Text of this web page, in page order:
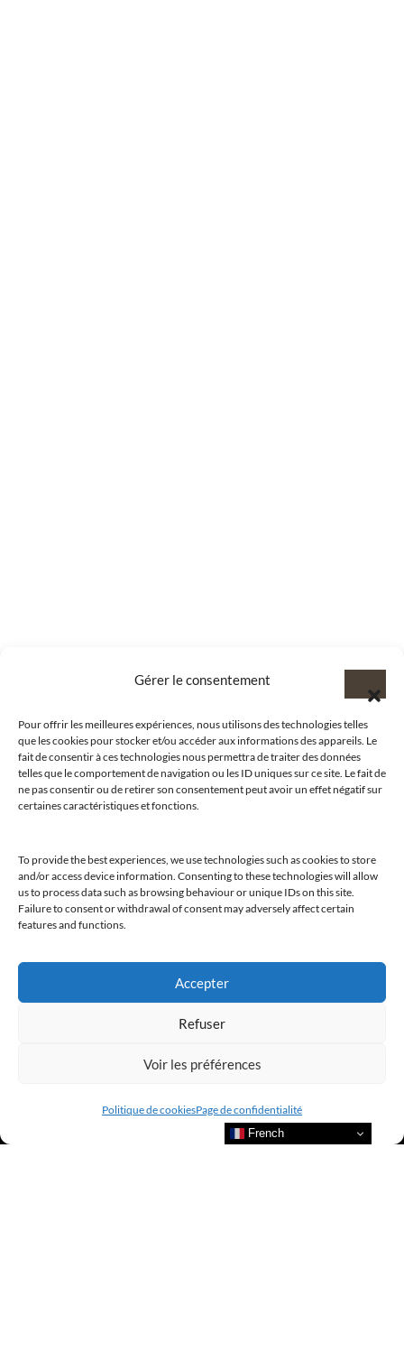
Gérer le consentement
Pour offrir les meilleures expériences, nous utilisons des technologies telles
que les cookies pour stocker et/ou accéder aux informations des appareils. Le
fait de consentir à ces technologies nous permettra de traiter des données
telles que le comportement de navigation ou les ID uniques sur ce site. Le fait de
ne pas consentir ou de retirer son consentement peut avoir un effet négatif sur
certaines caractéristiques et fonctions.
To provide the best experiences, we use technologies such as cookies to store
and/or access device information. Consenting to these technologies will allow
us to process data such as browsing behaviour or unique IDs on this site.
Failure to consent or withdrawal of consent may adversely affect certain
features and functions.
Accepter
Refuser
Voir les préférences
Politique de cookiesPage de confidentialité
LUXURY SELECTIONS BY CLUB AMILCAR
French